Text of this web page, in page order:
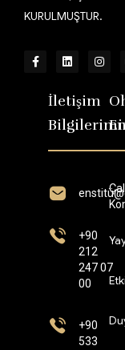
KURULMUŞTUR.
İletişim
+90
212
247 07
00
+90
533